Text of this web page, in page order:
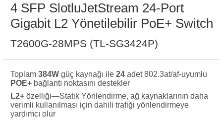
4 SFP SlotluJetStream 24-Port
Gigabit L2 Yönetilebilir PoE+ Switch
T2600G-28MPS (TL-SG3424P)
Toplam 384W güç kaynağı ile 24 adet 802.3at/af-uyumlu
POE+ bağlantı noktasını destekler
L2+ özelliği—Statik Yönlendirme, ağ kaynaklarının daha
verimli kullanılması için dahili trafiği yönlendirmeye
yardımcı olur